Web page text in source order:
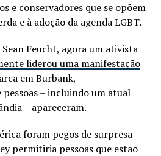
e conservadores que se opõem
e à adoção da agenda LGBT.
Feucht, agora um ativista
liderou uma manifestação
em Burbank,
– incluindo um atual
– apareceram.
foram pegos de surpresa
permitiria pessoas que estão